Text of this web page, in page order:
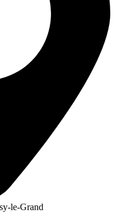
le-Grand